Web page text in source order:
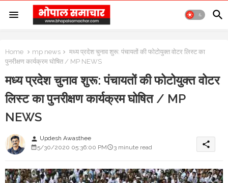
Home mp news
मध्य प्रदेश चुनाव शुरू: पंचायतों की फोटोयुक्त वोटर लिस्ट का
पुनरीक्षण कार्यक्रम घोषित / MP NEWS
मध्य प्रदेश चुनाव शुरू: पंचायतों की फोटोयुक्त वोटर
लिस्ट का पुनरीक्षण कार्यक्रम घोषित / MP
NEWS
person Updesh Awasthee
5/30/2020 05:36:00 PM
3 minute read share